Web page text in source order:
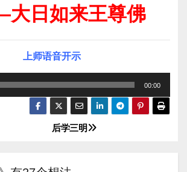
日如来王尊佛
上师语音开示
00:00
后学三明